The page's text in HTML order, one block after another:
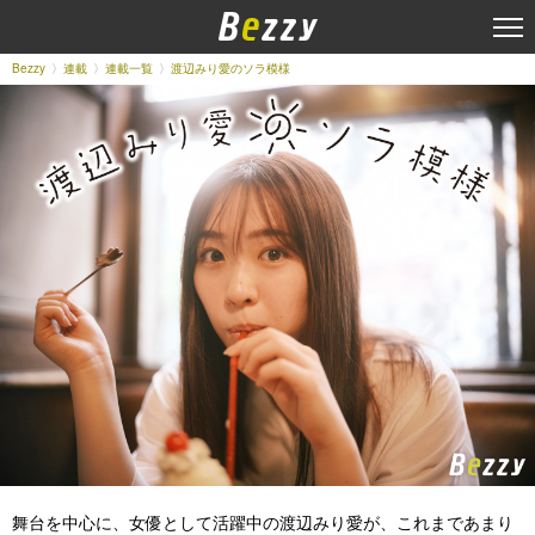
Bezzy 連載 連載一覧 渡辺みり愛のソラ模様
舞台を中心に、女優として活躍中の渡辺みり愛が、これまであまり